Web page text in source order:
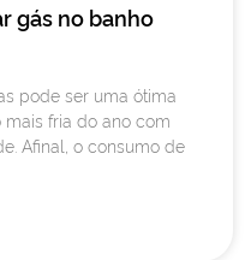
gás no banho
pode ser uma ótima
fria do ano com
Afinal, o consumo de